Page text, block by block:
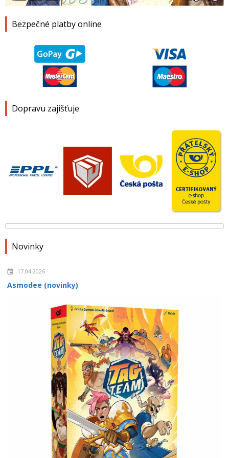
Bezpečné platby online
Dopravu zajišťuje
Novinky
17.04.2026
Asmodee (novinky)